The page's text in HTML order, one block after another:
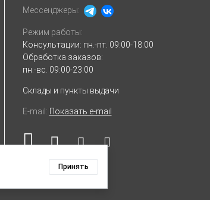
Мессенджеры:
Режим работы:
Консультации: пн.-пт. 09:00-18:00
Обработка заказов:
пн.-вс. 09:00-23:00
Склады и пункты выдачи
E-mail: Показать e-mail
Принять